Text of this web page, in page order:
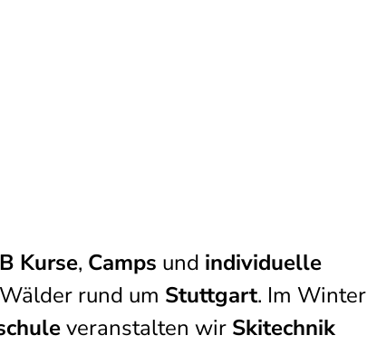
Kurse, Camps und individuelle
rund um Stuttgart. Im Winter
veranstalten wir Skitechnik